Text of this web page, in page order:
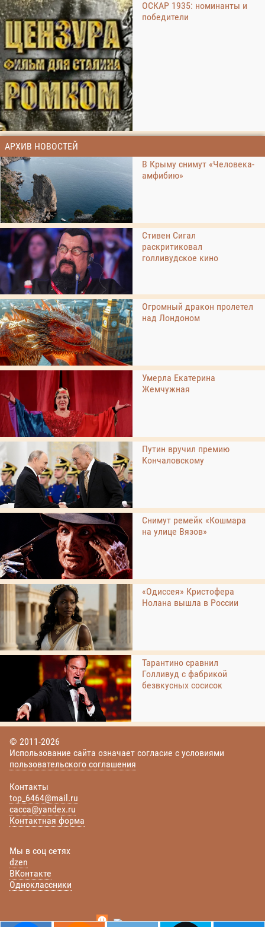
ОСКАР 1935: номинанты и
победители
АРХИВ НОВОСТЕЙ
В Крыму снимут «Человека-
амфибию»
Стивен Сигал
раскритиковал
голливудское кино
Огромный дракон пролетел
над Лондоном
Умерла Екатерина
Жемчужная
Путин вручил премию
Кончаловскому
Снимут ремейк «Кошмара
на улице Вязов»
«Одиссея» Кристофера
Нолана вышла в России
Тарантино сравнил
Голливуд с фабрикой
безвкусных сосисок
© 2011-2026
Использование сайта означает согласие с условиями
пользовательского соглашения
Контакты
top_6464@mail.ru
cacca@yandex.ru
Контактная форма
Мы в соц сетях
dzen
ВКонтакте
Одноклассники